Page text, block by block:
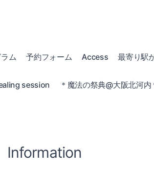
ム 予約フォーム Access 最寄り駅
session ＊魔法の祭典@大阪北河
Information